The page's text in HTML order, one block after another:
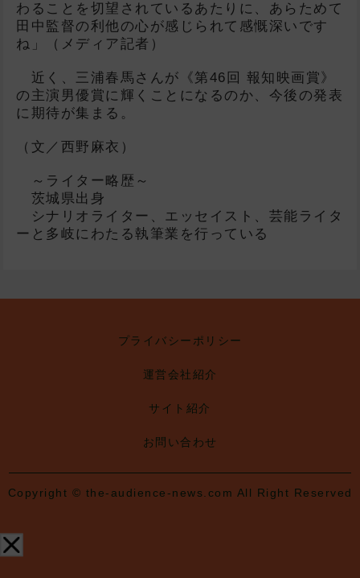
わることを切望されているあたりに、あらためて
田中監督の利他の心が感じられて感慨深いです
ね」（メディア記者）
近く、三浦春馬さんが《第46回 報知映画賞》
の主演男優賞に輝くことになるのか、今後の発表
に期待が集まる。
（文／西野麻衣）
～ライター略歴～
茨城県出身
シナリオライター、エッセイスト、芸能ライタ
ーと多岐にわたる執筆業を行っている
プライバシーポリシー
運営会社紹介
サイト紹介
お問い合わせ
Copyright © the-audience-news.com All Right Reserved